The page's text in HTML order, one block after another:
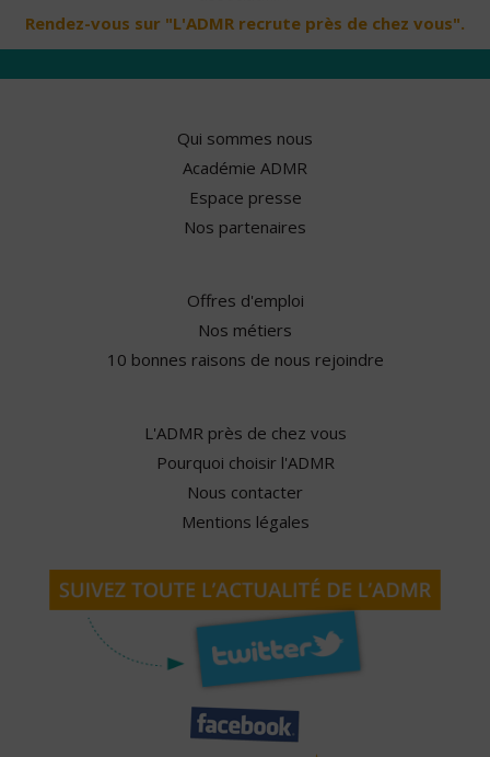
Rendez-vous sur "L'ADMR recrute près de chez vous".
Qui sommes nous
Académie ADMR
Espace presse
Nos partenaires
Offres d'emploi
Nos métiers
10 bonnes raisons de nous rejoindre
L'ADMR près de chez vous
Pourquoi choisir l'ADMR
Nous contacter
Mentions légales